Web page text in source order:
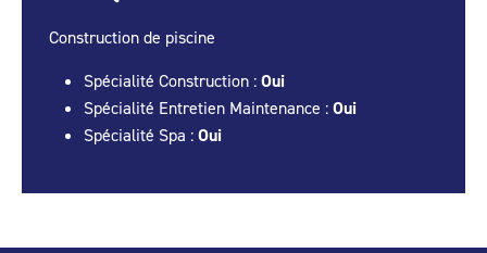
Construction de piscine
Spécialité Construction : Oui
Spécialité Entretien Maintenance : Oui
Spécialité Spa : Oui